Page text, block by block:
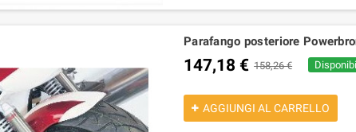
Parafango posteriore
147,18 € 158,26 €
AGGIUNGI AL CARRELLO